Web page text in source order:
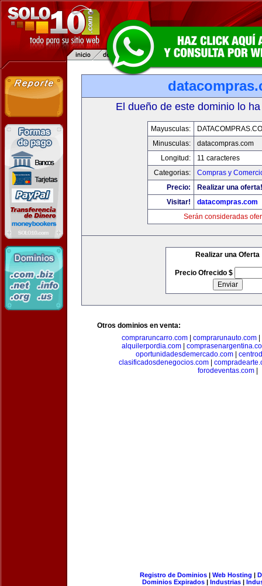
El dueño de este dominio lo
Mayusculas:
Minusculas:
datacompras.com
Longitud:
11 caracteres
Categorias:
Compras y
Precio:
Realizar una oferta!
Visitar!
datacompras.com
Serán consideradas
Realizar una Oferta
Precio Ofrecido $
Otros dominios en venta:
compraruncarro.com
comprarunauto.com
alquilerpordia.com
oportunidadesdemercado.com
clasificadosdenegocios.com|
forodeventas.com|
Registro de Dominios| Web Hosting |
Dominios Expirados | Industrias |